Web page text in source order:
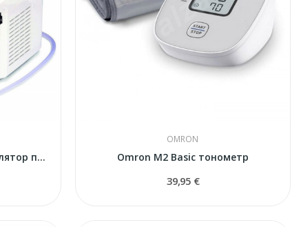
Omron AIR PRO NE-C900 ингалятор профессиональный
OMRON
Omron M2 Basic тонометр
39,95 €